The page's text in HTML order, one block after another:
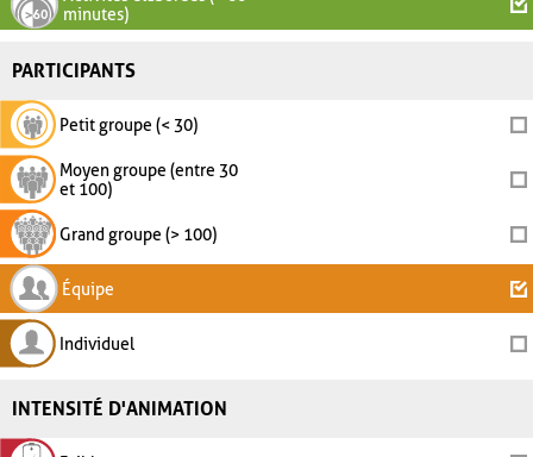
minutes)
PARTICIPANTS
Petit groupe (< 30)
Moyen groupe (entre 30
et 100)
Grand groupe (> 100)
Équipe
Individuel
INTENSITÉ D'ANIMATION